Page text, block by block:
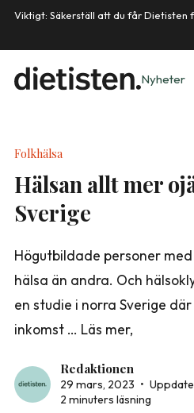
Viktigt: Säkerställ att du får Dietisten
Nyheter
Folkhälsa
Hälsan allt mer
Sverige
Högutbildade personer
hälsa än andra. Och
en studie i norra Sverige
inkomst … Läs mer,
Redaktionen
29 mars, 2023 •
2 minuters läsning